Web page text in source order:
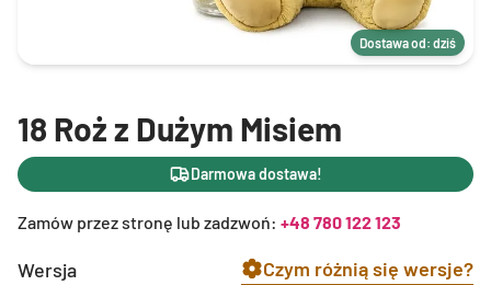
Dostawa od: dziś
18 Roż z Dużym Misiem
Darmowa dostawa!
Zamów przez stronę lub zadzwoń: +48 780 122 123
Wersja Czym różnią się wersje?